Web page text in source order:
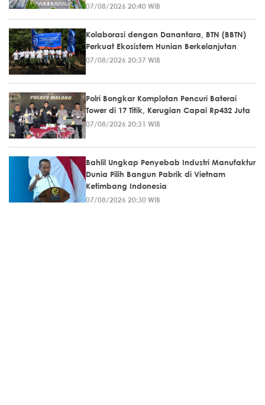
07/08/2026 20:40 WIB
Kolaborasi dengan Danantara, BTN (BBTN)
Perkuat Ekosistem Hunian Berkelanjutan
07/08/2026 20:37 WIB
Polri Bongkar Komplotan Pencuri Baterai
Tower di 17 Titik, Kerugian Capai Rp432 Juta
07/08/2026 20:31 WIB
Bahlil Ungkap Penyebab Industri Manufaktur
Dunia Pilih Bangun Pabrik di Vietnam
Ketimbang Indonesia
07/08/2026 20:30 WIB